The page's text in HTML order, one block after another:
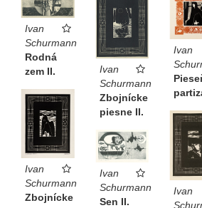
Ivan
Schurmann
Rodná
zem II.
Ivan
Schurmann
Zbojnícke
piesne II.
Ivan
Ivan
Schurmann
Zbojnícke
Ivan
Ivan
Schurmann
Sen II.